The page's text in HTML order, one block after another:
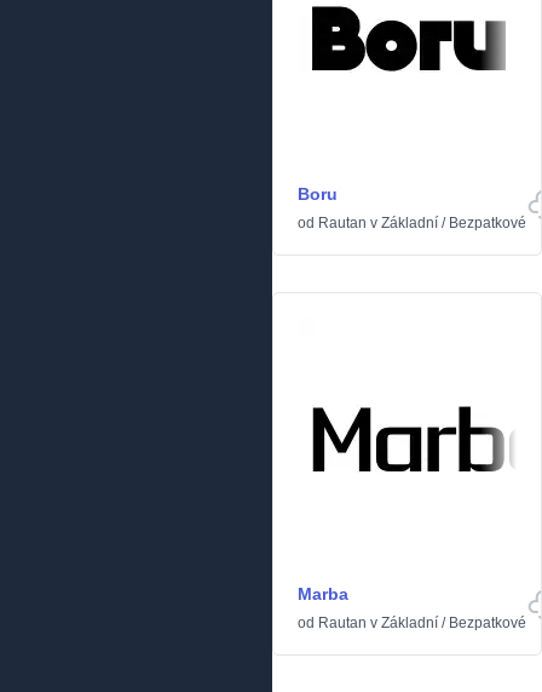
Boru
od Rautan v Základní / Bezpatkové
Marba
od Rautan v Základní / Bezpatkové